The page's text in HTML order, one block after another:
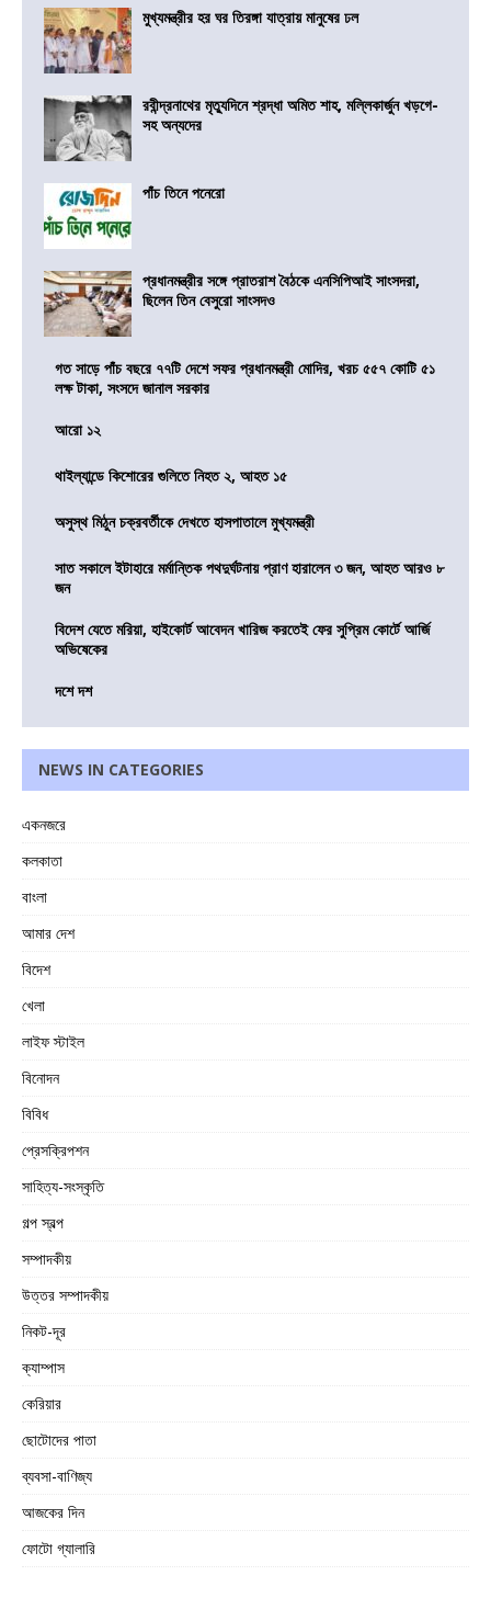
মুখ্যমন্ত্রীর হর ঘর তিরঙ্গা যাত্রায় মানুষের ঢল
রবীন্দ্রনাথের মৃত্যুদিনে শ্রদ্ধা অমিত শাহ, মল্লিকার্জুন খড়গে-
সহ অন্যদের
পাঁচ তিনে পনেরো
প্রধানমন্ত্রীর সঙ্গে প্রাতরাশ বৈঠকে এনসিপিআই সাংসদরা,
ছিলেন তিন বেসুরো সাংসদও
গত সাড়ে পাঁচ বছরে ৭৭টি দেশে সফর প্রধানমন্ত্রী মোদির, খরচ ৫৫৭ কোটি ৫১
লক্ষ টাকা, সংসদে জানাল সরকার
আরো ১২
থাইল্যান্ডে কিশোরের গুলিতে নিহত ২, আহত ১৫
অসুস্থ মিঠুন চক্রবর্তীকে দেখতে হাসপাতালে মুখ্যমন্ত্রী
সাত সকালে ইটাহারে মর্মান্তিক পথদুর্ঘটনায় প্রাণ হারালেন ৩ জন, আহত আরও ৮
জন
বিদেশ যেতে মরিয়া, হাইকোর্ট আবেদন খারিজ করতেই ফের সুপ্রিম কোর্টে আর্জি
অভিষেকের
দশে দশ
NEWS IN CATEGORIES
একনজরে
কলকাতা
বাংলা
আমার দেশ
বিদেশ
খেলা
লাইফ স্টাইল
বিনোদন
বিবিধ
প্রেসক্রিপশন
সাহিত্য-সংস্কৃতি
গল্প স্বল্প
সম্পাদকীয়
উত্তর সম্পাদকীয়
নিকট-দূর
ক্যাম্পাস
কেরিয়ার
ছোটোদের পাতা
ব্যবসা-বাণিজ্য
আজকের দিন
ফোটো গ্যালারি